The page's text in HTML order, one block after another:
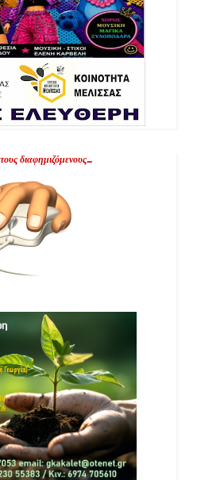
διαφημιζόμενους...